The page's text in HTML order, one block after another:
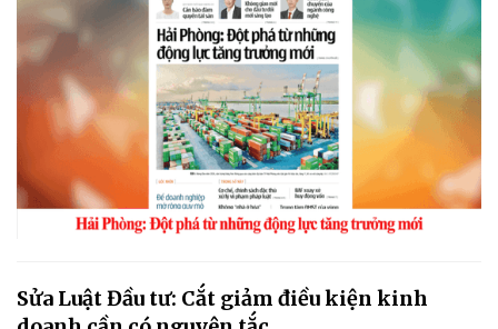
Sửa Luật Đầu tư: Cắt giảm điều kiện kinh